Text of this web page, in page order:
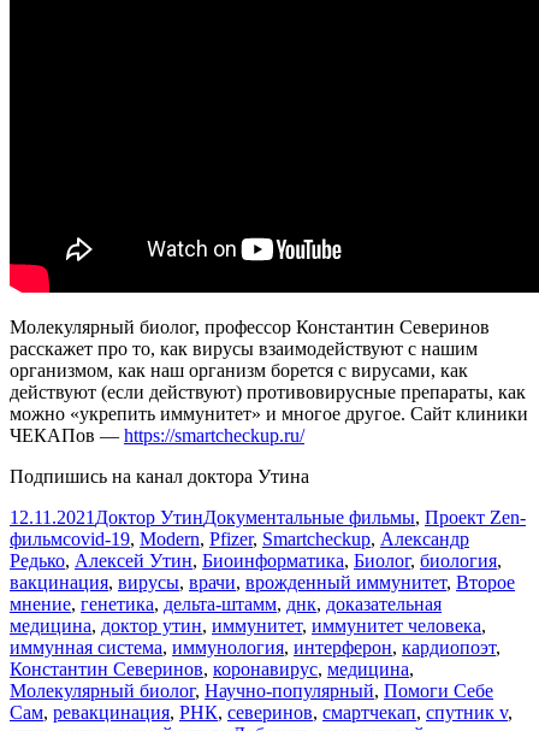
Молекулярный биолог, профессор Константин Северинов
расскажет про то, как вирусы взаимодействуют с нашим
организмом, как наш организм борется с вирусами, как
действуют (если действуют) противовирусные препараты, как
можно «укрепить иммунитет» и многое другое. Сайт клиники
ЧЕКАПов — https://smartcheckup.ru/
Подпишись на канал доктора Утина
Опубликовано
12.11.2021 Автор
Доктор УтинРубрики
Документальные фильмы, Проект Zen-
фильмМетки
covid-19, Modern, Pfizer, Smartcheckup, Александр
Редько, Алексей Утин, Биоинформатика, Биолог, биология,
вакцинация, вирусы, врачи, врожденный иммунитет, Второе
мнение, генетика, дельта-штамм, днк, доказательная
медицина, доктор утин, иммунитет, иммунитет человека,
иммунная система, иммунология, интерферон, кардиопоэт,
Константин Северинов, коронавирус, медицина,
Молекулярный биолог, Научно-популярный, Помоги Себе
Сам, ревакцинация, РНК, северинов, смартчекап, спутник v,